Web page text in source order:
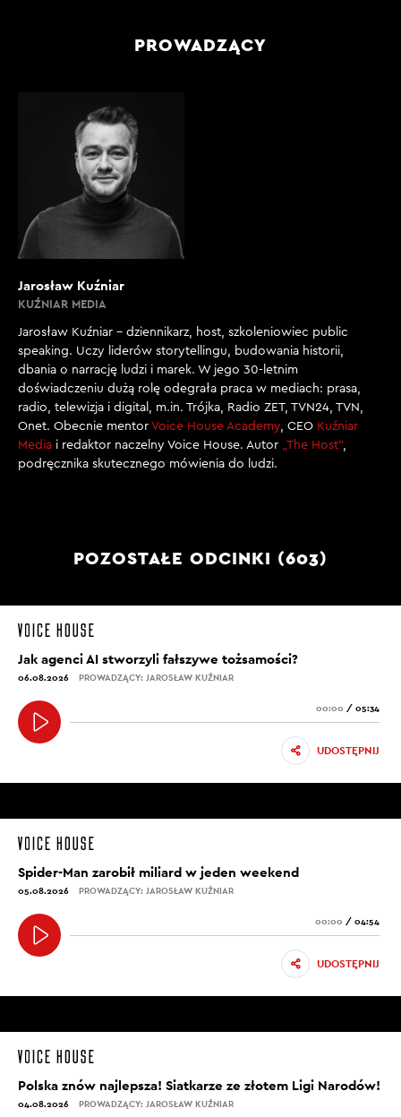
PROWADZĄCY
Jarosław Kuźniar
KUŹNIAR MEDIA
Jarosław Kuźniar – dziennikarz, host, szkoleniowiec public
speaking. Uczy liderów storytellingu, budowania historii,
dbania o narrację ludzi i marek. W jego 30-letnim
doświadczeniu dużą rolę odegrała praca w mediach: prasa,
radio, telewizja i digital, m.in. Trójka, Radio ZET, TVN24, TVN,
Onet. Obecnie mentor Voice House Academy, CEO Kuźniar
Media i redaktor naczelny Voice House. Autor „The Host”,
podręcznika skutecznego mówienia do ludzi.
POZOSTAŁE ODCINKI (603)
Jak agenci AI stworzyli fałszywe tożsamości?
06.08.2026 PROWADZĄCY: JAROSŁAW KUŹNIAR
00:00 / 05:34
UDOSTĘPNIJ
Spider-Man zarobił miliard w jeden weekend
05.08.2026 PROWADZĄCY: JAROSŁAW KUŹNIAR
00:00 / 04:54
UDOSTĘPNIJ
Polska znów najlepsza! Siatkarze ze złotem Ligi Narodów!
04.08.2026 PROWADZĄCY: JAROSŁAW KUŹNIAR